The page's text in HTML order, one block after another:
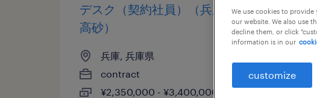
デスク（契約社員）（兵庫県／
高砂）
兵庫, 兵庫県
contract
¥2,350,000 - ¥3,400,000 per
We use cookies to
our website. We also use
decline them, or click
information is in our
customize